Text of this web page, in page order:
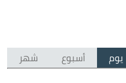
يوم أسبوع شهر